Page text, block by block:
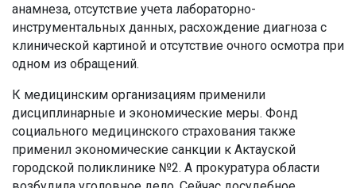
анамнеза, отсутствие учета лабораторно-
инструментальных данных, расхождение диагноза с
клинической картиной и отсутствие очного осмотра при
одном из обращений.
К медицинским организациям применили
дисциплинарные и экономические меры. Фонд
социального медицинского страхования также
применил экономические санкции к Актауской
городской поликлинике №2. А прокуратура области